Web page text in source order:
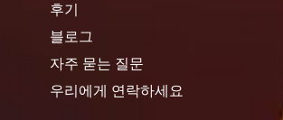
후기
블로그
자주 묻는 질문
우리에게 연락하세요